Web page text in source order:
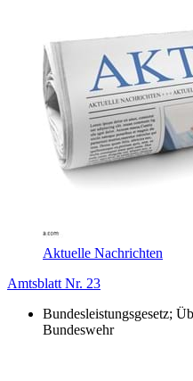
Aktuelle Nachrichten
Amtsblatt Nr. 23
Bundesleistungsgesetz;
Bundeswehr